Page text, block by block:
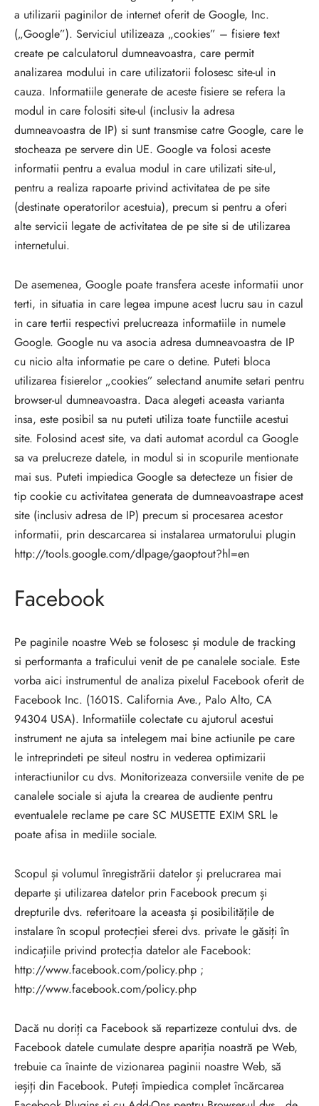
a utilizarii paginilor de internet oferit de Google, Inc.
(„Google”). Serviciul utilizeaza „cookies” – fisiere text
create pe calculatorul dumneavoastra, care permit
analizarea modului in care utilizatorii folosesc site-ul in
cauza. Informatiile generate de aceste fisiere se refera la
modul in care folositi site-ul (inclusiv la adresa
dumneavoastra de IP) si sunt transmise catre Google, care le
stocheaza pe servere din UE. Google va folosi aceste
informatii pentru a evalua modul in care utilizati site-ul,
pentru a realiza rapoarte privind activitatea de pe site
(destinate operatorilor acestuia), precum si pentru a oferi
alte servicii legate de activitatea de pe site si de utilizarea
internetului.
De asemenea, Google poate transfera aceste informatii unor
terti, in situatia in care legea impune acest lucru sau in cazul
in care tertii respectivi prelucreaza informatiile in numele
Google. Google nu va asocia adresa dumneavoastra de IP
cu nicio alta informatie pe care o detine. Puteti bloca
utilizarea fisierelor „cookies” selectand anumite setari pentru
browser-ul dumneavoastra. Daca alegeti aceasta varianta
insa, este posibil sa nu puteti utiliza toate functiile acestui
site. Folosind acest site, va dati automat acordul ca Google
sa va prelucreze datele, in modul si in scopurile mentionate
mai sus. Puteti impiedica Google sa detecteze un fisier de
tip cookie cu activitatea generata de dumneavoastrape acest
site (inclusiv adresa de IP) precum si procesarea acestor
informatii, prin descarcarea si instalarea urmatorului plugin
http://tools.google.com/dlpage/gaoptout?hl=en
Facebook
Pe paginile noastre Web se folosesc și module de tracking
si performanta a traficului venit de pe canalele sociale. Este
vorba aici instrumentul de analiza pixelul Facebook oferit de
Facebook Inc. (1601S. California Ave., Palo Alto, CA
94304 USA). Informatiile colectate cu ajutorul acestui
instrument ne ajuta sa intelegem mai bine actiunile pe care
le intreprindeti pe siteul nostru in vederea optimizarii
interactiunilor cu dvs. Monitorizeaza conversiile venite de pe
canalele sociale si ajuta la crearea de audiente pentru
eventualele reclame pe care SC MUSETTE EXIM SRL le
poate afisa in mediile sociale.
Scopul și volumul înregistrării datelor și prelucrarea mai
departe și utilizarea datelor prin Facebook precum și
drepturile dvs. referitoare la aceasta și posibilitățile de
instalare în scopul protecției sferei dvs. private le găsiți în
indicațiile privind protecția datelor ale Facebook:
http://www.facebook.com/policy.php ;
http://www.facebook.com/policy.php
Dacă nu doriți ca Facebook să repartizeze contului dvs. de
Facebook datele cumulate despre apariția noastră pe Web,
trebuie ca înainte de vizionarea paginii noastre Web, să
ieșiți din Facebook. Puteți împiedica complet încărcarea